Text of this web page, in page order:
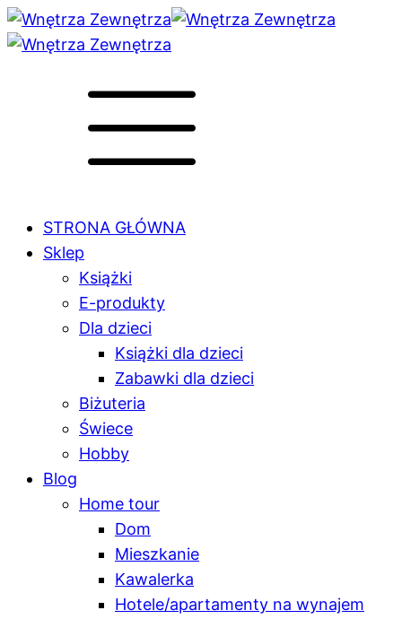
STRONA GŁÓWNA
Sklep
Książki
E-produkty
Dla dzieci
Książki dla dzieci
Zabawki dla dzieci
Biżuteria
Świece
Hobby
Blog
Home tour
Dom
Mieszkanie
Kawalerka
Hotele/apartamenty na wynajem